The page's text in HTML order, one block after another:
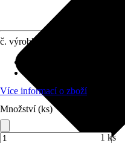
č. výrobku
Více informací o zboží
Množství (ks)
1 ks